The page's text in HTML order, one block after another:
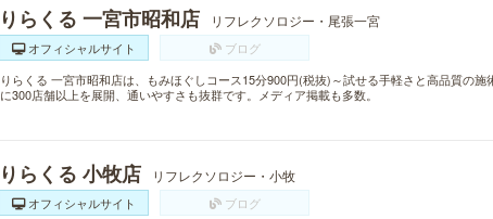
りらくる 一宮市昭和店 リフレクソロジー・尾張一宮
オフィシャルサイト
ブログ
りらくる 一宮市昭和店は、もみほぐしコース15分900円(税抜)～試せる手軽さと高品質の
に300店舗以上を展開、通いやすさも抜群です。メディア掲載も多数。
りらくる 小牧店 リフレクソロジー・小牧
オフィシャルサイト
ブログ